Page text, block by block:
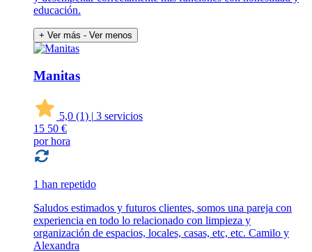
educación.
+ Ver más - Ver menos
Manitas
5,0 (1) | 3 servicios
15 50 €
por hora
1 han repetido
Saludos estimados y futuros clientes, somos una pareja con
experiencia en todo lo relacionado con limpieza y
organización de espacios, locales, casas, etc, etc. Camilo y
Alexandra